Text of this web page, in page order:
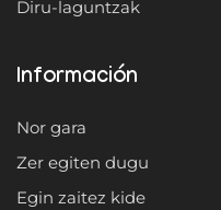
Diru-laguntzak
Información
Nor gara
Zer egiten dugu
Egin zaitez kide